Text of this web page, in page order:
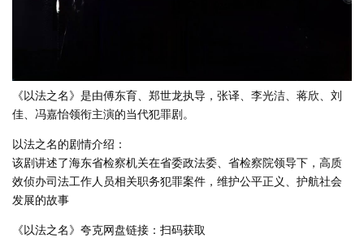
《以法之名》是由傅东育、郑世龙执导，张译、李光洁、蒋欣、刘
佳、冯嘉怡领衔主演的当代犯罪剧。
以法之名的剧情介绍：
该剧讲述了海东省检察机关在省委政法委、省检察院领导下，高质
效侦办司法工作人员相关职务犯罪案件，维护公平正义、护航社会
发展的故事
《以法之名》夸克网盘链接：扫码获取